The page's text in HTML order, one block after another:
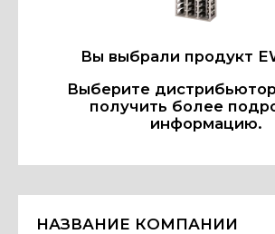
Вы выбрали продукт
Выберите
получить более
информацию.
НАЗВАНИЕ КОМПАНИИ